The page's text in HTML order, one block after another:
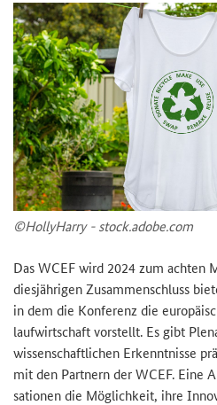
©Hol­ly­Har­ry - stock.adobe.com
Das WCEF wird 2024 zum ach­ten
dies­jäh­ri­gen Zu­sam­men­schluss
in dem die Kon­fe­renz die
lauf­wirt­schaft vor­stellt. Es gibt
wis­sen­schaft­li­chen Er­kennt­nis­se
mit den Part­nern der WCEF. Eine
sa­tio­nen die Mög­lich­keit, ihre